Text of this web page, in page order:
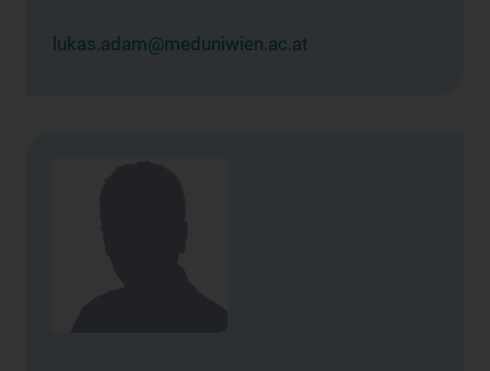
lukas.adam@meduniwien.ac.at